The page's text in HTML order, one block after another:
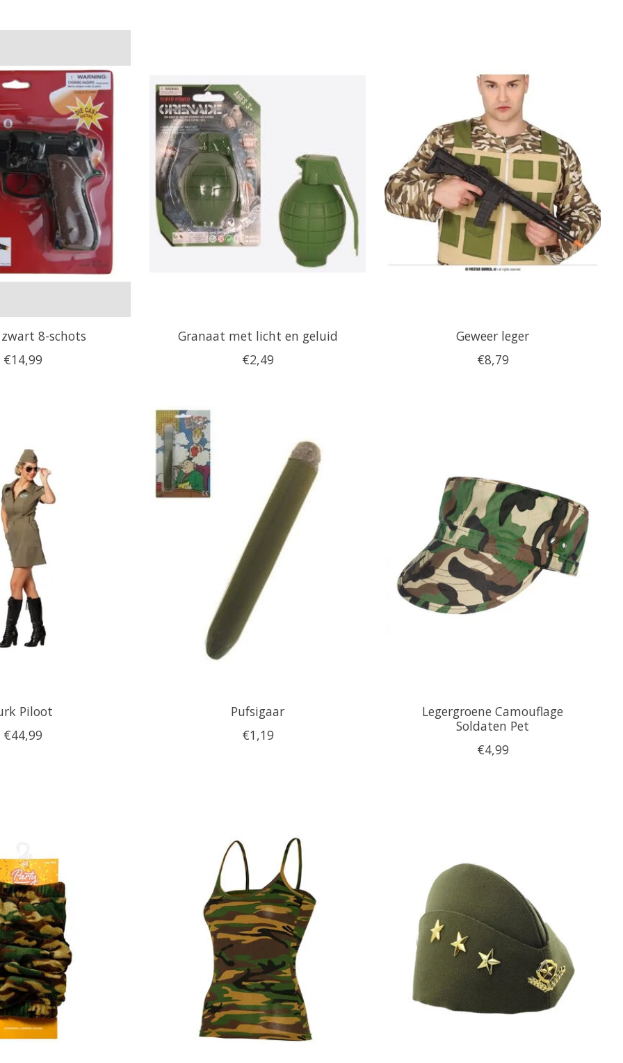
8-schots
€14,99
Granaat met licht en geluid
€2,49
Geweer leger
€8,79
Piloot
€44,99
Pufsigaar
€1,19
Legergroene Camouflage
Soldaten Pet
€4,99